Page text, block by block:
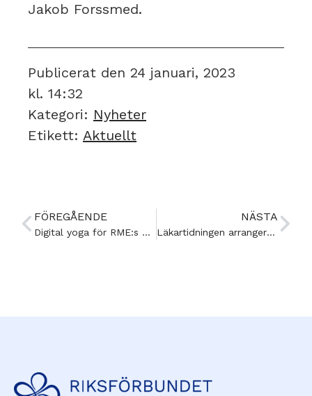
Jakob Forssmed.
Publicerat den 24 januari, 2023
kl. 14:32
Kategori: Nyheter
Etikett: Aktuellt
FÖREGÅENDE
Digital yoga för RME:s medlemmar, våren 2023
NÄSTA
Läkartidningen arrangerar webbseminarium om bland annat ME/CFS